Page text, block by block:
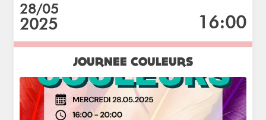
28/05
2025 16:00
JOURNEE COULEURS